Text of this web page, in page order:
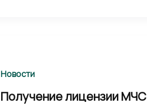
Новости
Получение лицензии МЧС
МЧС